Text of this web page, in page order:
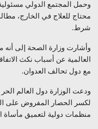
محتاج للعلاج في الخارج،
شرط.
وأشارت وزارة الصحة إلى أنه
العالمية عن أسباب نكث
مع دول تحالف العدوان.
ودعت الوزارة دول العالم
لكسر الحصار المفروض على
منظمات دولية لتعميق مأساة